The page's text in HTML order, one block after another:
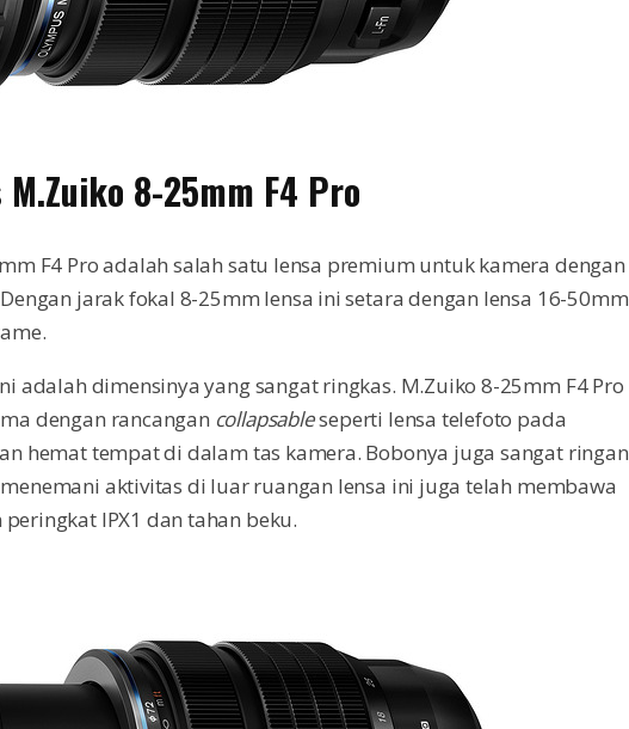
8-25mm F4 Pro
F4 Pro adalah salah satu lensa premium untuk kamera dengan
jarak fokal 8-25mm lensa ini setara dengan lensa 16-50mm
adalah dimensinya yang sangat ringkas. M.Zuiko 8-25mm F4 Pro
dengan rancangan collapsableseperti lensa telefoto pada
hemat tempat di dalam tas kamera. Bobonya juga sangat ringan
aktivitas di luar ruangan lensa ini juga telah membawa
IPX1 dan tahan beku.